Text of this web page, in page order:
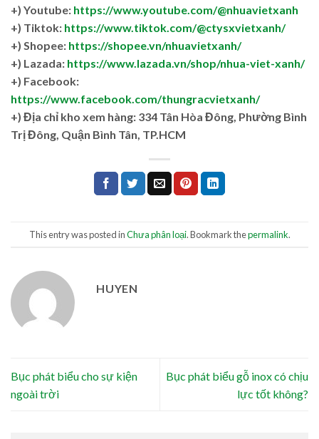
+) Youtube: https://www.youtube.com/@nhuavietxanh
+) Tiktok: https://www.tiktok.com/@ctysxvietxanh/
+) Shopee: https://shopee.vn/nhuavietxanh/
+) Lazada: https://www.lazada.vn/shop/nhua-viet-xanh/
+) Facebook:
https://www.facebook.com/thungracvietxanh/
+) Địa chỉ kho xem hàng: 334 Tân Hòa Đông, Phường Bình
Trị Đông, Quận Bình Tân, TP.HCM
This entry was posted inChưa phân loại. Bookmark thepermalink.
HUYEN
Bục phát biểu cho sự kiện
ngoài trời
Bục phát biểu gỗ inox có chịu
lực tốt không?